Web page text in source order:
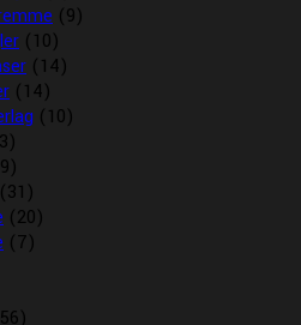
(9)
(10)
(14)
(14)
(10)
(31)
(20)
(7)